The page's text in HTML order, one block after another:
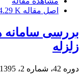
اصل مقاله K
بررسی سامانه
زلزله
دوره 42، شماره 2، 1395، صفحه